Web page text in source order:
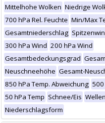
Mittelhohe Wolken Niedrige
700 hPa Rel. Feuchte Min/Max
Gesamtniederschlag
300 hPa Wind 200 hPa Wind
Gesamtbedeckungsgrad
Neuschneehöhe Gesamt-
850 hPa Temp. Abweichung
50 hPa Temp Schnee/Eis
Niederschlagsform